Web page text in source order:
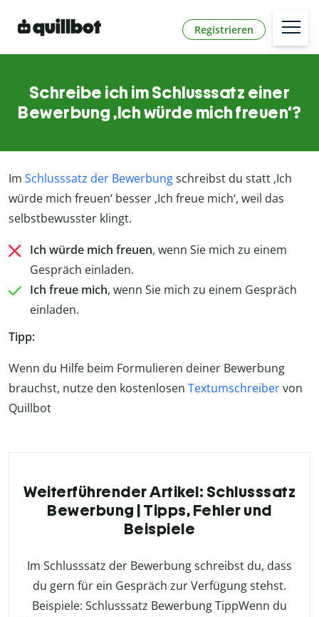
Registrieren
Schreibe ich im Schlusssatz einer
Bewerbung ‚Ich würde mich freuen‘?
Im Schlusssatz der Bewerbungschreibst du statt ‚Ich
würde mich freuen‘ besser ‚Ich freue mich‘, weil das
selbstbewusster klingt.
Ich würde mich freuen, wenn Sie mich zu einem
Gespräch einladen.
Ich freue mich, wenn Sie mich zu einem Gespräch
einladen.
Tipp:
Wenn du Hilfe beim Formulieren deiner Bewerbung
brauchst, nutze den kostenlosen Textumschreibervon
Quillbot
Weiterführender Artikel: Schlusssatz
Bewerbung | Tipps, Fehler und
Beispiele
Im Schlusssatz der Bewerbung schreibst du, dass
du gern für ein Gespräch zur Verfügung stehst.
Beispiele: Schlusssatz Bewerbung TippWenn du